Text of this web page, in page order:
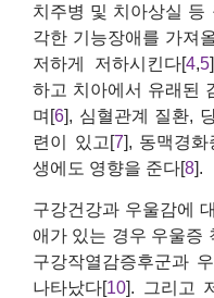
치주병 및 치아상실 등
각한 기능장애를 가져
저하게 저하시킨다[4,5
하고 치아에서 유래된
며[6], 심혈관계 질환,
련이 있고[7], 동맥경
생에도 영향을 준다[8].
구강건강과 우울감에
애가 있는 경우 우울증
구강작열감증후군과
나타났다[10]. 그리고